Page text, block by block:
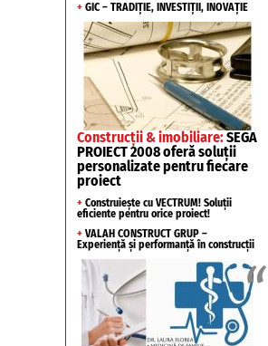
+ GIC – TRADIȚIE, INVESTIȚII, INOVAȚIE
Construcții & imobiliare:SEGA
PROIECT 2008 oferă soluții
personalizate pentru fiecare
proiect
+ Construiește cu VECTRUM! Soluții
eficiente pentru orice proiect!
+ VALAH CONSTRUCT GRUP –
Experiență și performanță în construcții